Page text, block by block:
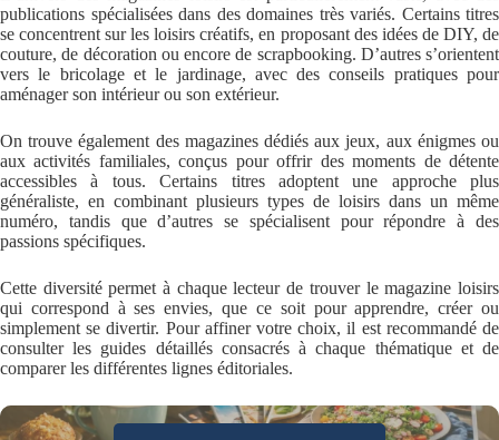
publications spécialisées dans des domaines très variés. Certains titres
se concentrent sur les loisirs créatifs, en proposant des idées de DIY, de
couture, de décoration ou encore de scrapbooking. D’autres s’orientent
vers le bricolage et le jardinage, avec des conseils pratiques pour
aménager son intérieur ou son extérieur.
On trouve également des magazines dédiés aux jeux, aux énigmes ou
aux activités familiales, conçus pour offrir des moments de détente
accessibles à tous. Certains titres adoptent une approche plus
généraliste, en combinant plusieurs types de loisirs dans un même
numéro, tandis que d’autres se spécialisent pour répondre à des
passions spécifiques.
Cette diversité permet à chaque lecteur de trouver le magazine loisirs
qui correspond à ses envies, que ce soit pour apprendre, créer ou
simplement se divertir. Pour affiner votre choix, il est recommandé de
consulter les guides détaillés consacrés à chaque thématique et de
comparer les différentes lignes éditoriales.